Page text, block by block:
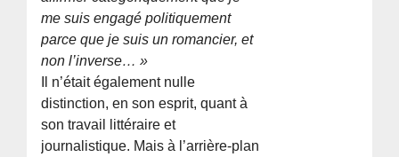
me suis engagé politiquement
parce que je suis un romancier, et
non l’inverse… »
Il n’était également nulle
distinction, en son esprit, quant à
son travail littéraire et
journalistique. Mais à l’arrière-plan